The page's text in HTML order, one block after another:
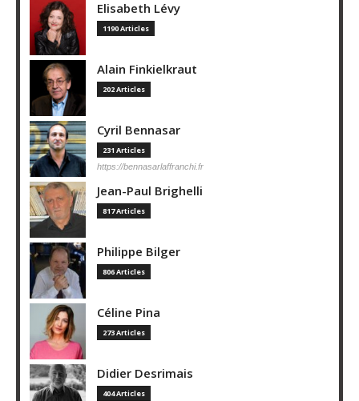
Elisabeth Lévy
1190 Articles
Alain Finkielkraut
202 Articles
Cyril Bennasar
231 Articles
https://bennasarlaffranchi.fr
Jean-Paul Brighelli
817 Articles
Philippe Bilger
806 Articles
Céline Pina
273 Articles
Didier Desrimais
404 Articles